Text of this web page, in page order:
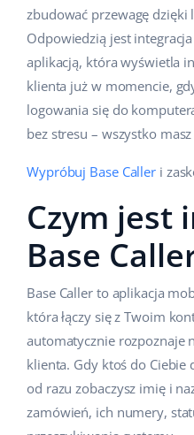
zbudować przewagę dzięki
Odpowiedzią jest
aplikacją, która wyświetla
klienta już w momencie,
logowania się do
bez stresu – wszystko
Wypróbuj Base Caller i
Czym jest
Base
Base Caller to aplikacja
która łączy się z Twoim
automatycznie rozpoznaje
klienta. Gdy ktoś do
od razu zobaczysz imię i
zamówień, ich numery,